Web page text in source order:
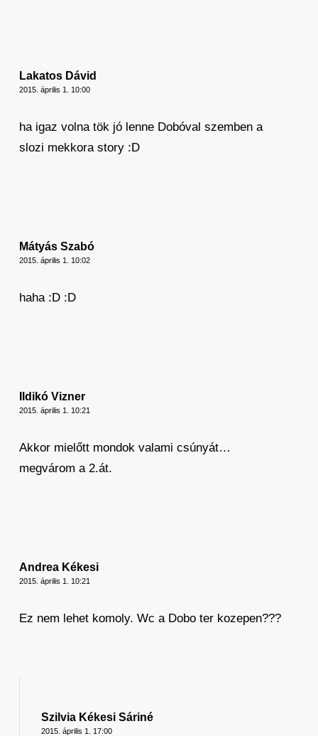
Lakatos Dávid
2015. április 1. 10:00
ha igaz volna tök jó lenne Dobóval szemben a
slozi mekkora story :D
Mátyás Szabó
2015. április 1. 10:02
haha :D :D
Ildikó Vizner
2015. április 1. 10:21
Akkor mielőtt mondok valami csúnyát…
megvárom a 2.át.
Andrea Kékesi
2015. április 1. 10:21
Ez nem lehet komoly. Wc a Dobo ter kozepen???
Szilvia Kékesi Sáriné
2015. április 1. 17:00